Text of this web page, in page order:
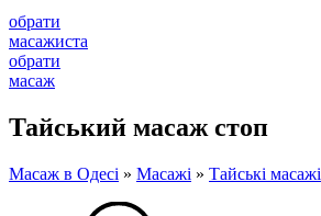
обрати
масажиста
обрати
масаж
Тайський масаж стоп
Масаж в Одесі » Масажі » Тайські масажі